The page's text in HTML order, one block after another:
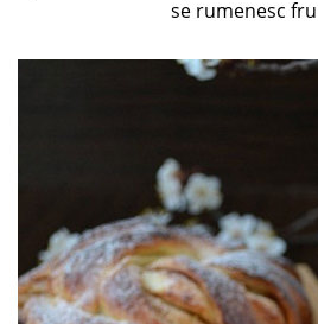
se rumenesc